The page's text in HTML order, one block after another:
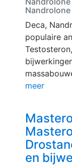
Deca,
populaire
meer
en